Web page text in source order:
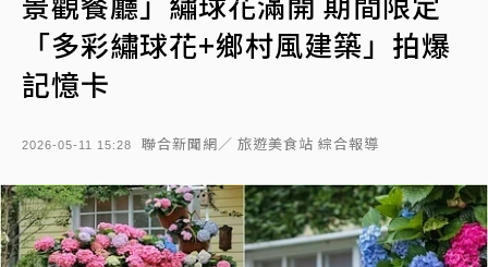
「多彩繡球花+鄉村風建築」拍爆
記憶卡
2026-05-11 15:28 聯合新聞網／ 旅遊美食站 綜合報導